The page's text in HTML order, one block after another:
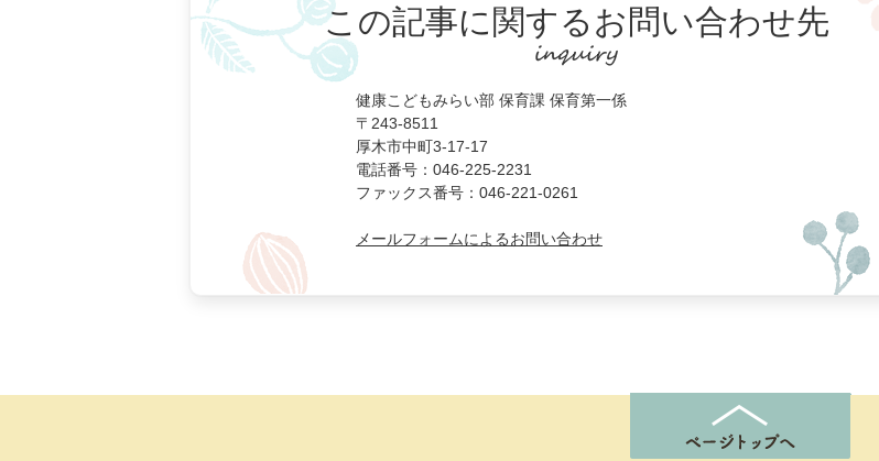
この記事に関するお問い合わせ先
健康こどもみらい部 保育課 保育第一係
〒243-8511
厚木市中町3-17-17
電話番号：046-225-2231
ファックス番号：046-221-0261
メールフォームによるお問い合わせ